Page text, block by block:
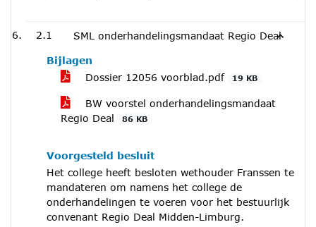
2.1 SML onderhandelingsmandaat Regio Deal
Bijlagen
Dossier 12056 voorblad.pdf
19 KB
BW voorstel onderhandelingsmandaat
Regio Deal
86 KB
Voorgesteld besluit
Het college heeft besloten wethouder Franssen te
mandateren om namens het college de
onderhandelingen te voeren voor het bestuurlijk
convenant Regio Deal Midden-Limburg.